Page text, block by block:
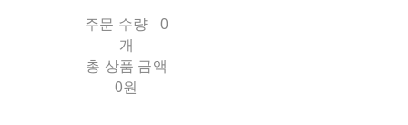
주문 수량
0
개
총 상품 금액
0원